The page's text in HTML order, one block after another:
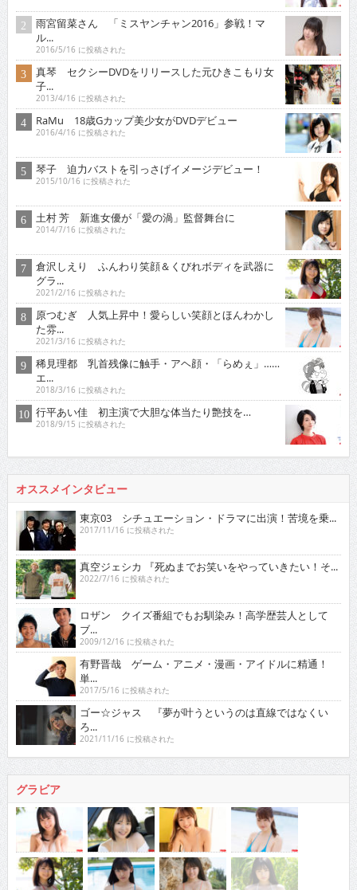
雨宮留菜さん 「ミスヤンチャン2016」参戦！マ
ル...
2016/5/16 に投稿された
真琴 セクシーDVDをリリースした元ひきこもり女
子...
2013/4/16 に投稿された
RaMu 18歳Gカップ美少女がDVDデビュー
2016/4/16 に投稿された
琴子 迫力バストを引っさげイメージデビュー！
2015/10/16 に投稿された
土村 芳 新進女優が「愛の渦」監督舞台に
2014/7/16 に投稿された
倉沢しえり ふんわり笑顔＆くびれボディを武器に
グラ...
2021/2/16 に投稿された
原つむぎ 人気上昇中！愛らしい笑顔とほんわかし
た雰...
2021/3/16 に投稿された
稀見理都 乳首残像に触手・アヘ顔・「らめぇ」……
エ...
2018/3/16 に投稿された
行平あい佳 初主演で大胆な体当たり艶技を…
2018/9/15 に投稿された
オススメインタビュー
東京03 シチュエーション・ドラマに出演！苦境を乗...
2017/11/16 に投稿された
真空ジェシカ 『死ぬまでお笑いをやっていきたい！そ...
2022/7/16 に投稿された
ロザン クイズ番組でもお馴染み！高学歴芸人として
ブ...
2009/12/16 に投稿された
有野晋哉 ゲーム・アニメ・漫画・アイドルに精通！
単...
2017/5/16 に投稿された
ゴー☆ジャス 『夢が叶うというのは直線ではなくい
ろ...
2021/11/16 に投稿された
グラビア